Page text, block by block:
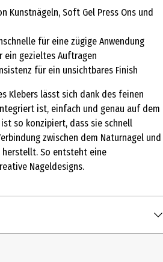
Kunstnägeln, Soft Gel Press Ons und
für eine zügige Anwendung
ein gezieltes Auftragen
für ein unsichtbares Finish
Klebers lässt sich dank des feinen
ist, einfach und genau auf dem
so konzipiert, dass sie schnell
zwischen dem Naturnagel und
herstellt. So entsteht eine
Nageldesigns.